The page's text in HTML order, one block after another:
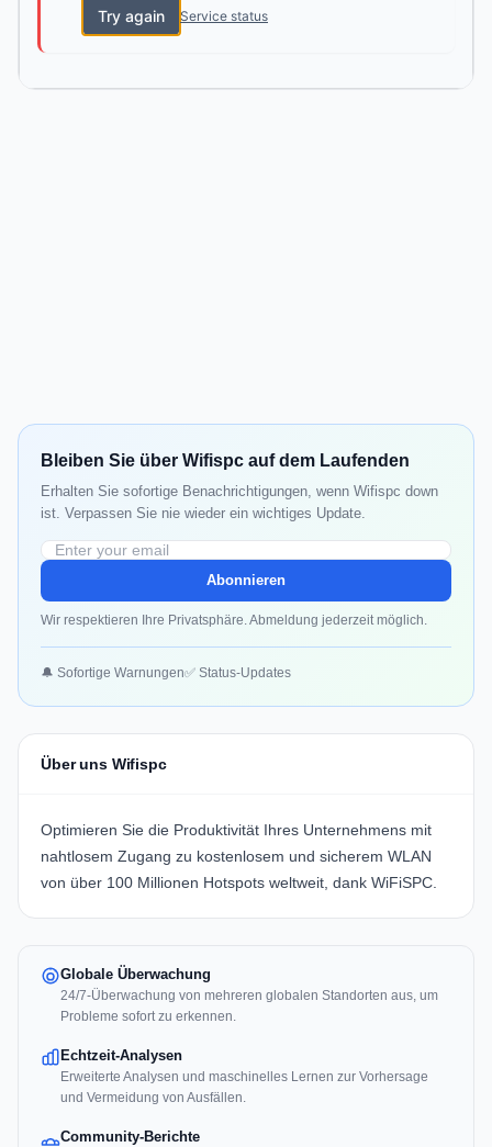
Try again Service status
Bleiben Sie über Wifispc auf dem Laufenden
Erhalten Sie sofortige Benachrichtigungen, wenn Wifispc down
ist. Verpassen Sie nie wieder ein wichtiges Update.
Abonnieren
Wir respektieren Ihre Privatsphäre. Abmeldung jederzeit möglich.
🔔 Sofortige Warnungen✅ Status-Updates
Über uns Wifispc
Optimieren Sie die Produktivität Ihres Unternehmens mit
nahtlosem Zugang zu kostenlosem und sicherem WLAN
von über 100 Millionen Hotspots weltweit, dank WiFiSPC.
Globale Überwachung
24/7-Überwachung von mehreren globalen Standorten aus, um
Probleme sofort zu erkennen.
Echtzeit-Analysen
Erweiterte Analysen und maschinelles Lernen zur Vorhersage
und Vermeidung von Ausfällen.
Community-Berichte